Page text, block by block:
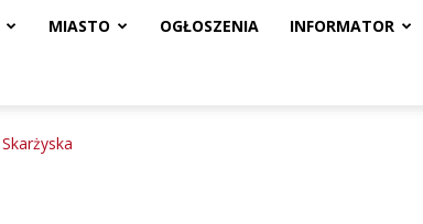
MIASTO OGŁOSZENIA INFORMATOR